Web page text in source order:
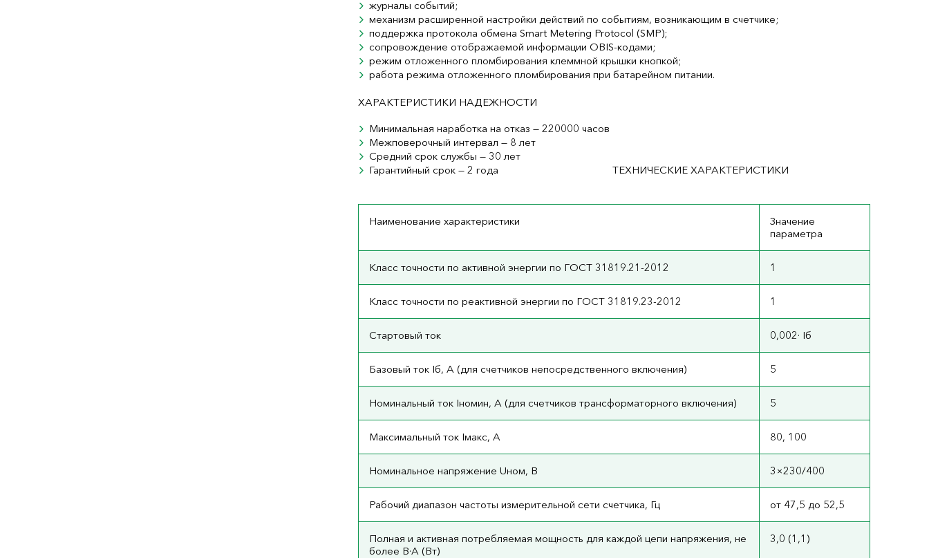
журналы событий;
механизм расширенной настройки действий по событиям, возникающим в счетчике;
поддержка протокола обмена Smart Metering Protocol (SMP);
сопровождение отображаемой информации OBIS-кодами;
режим отложенного пломбирования клеммной крышки кнопкой;
работа режима отложенного пломбирования при батарейном питании.
ХАРАКТЕРИСТИКИ НАДЕЖНОСТИ
Минимальная наработка на отказ — 220000 часов
Межповерочный интервал — 8 лет
Средний срок службы — 30 лет
Гарантийный срок — 2 года
ТЕХНИЧЕСКИЕ ХАРАКТЕРИСТИКИ
Наименование характеристики
Значение
параметра
Класс точности по активной энергии по ГОСТ 31819.21-2012 1
Класс точности по реактивной энергии по ГОСТ 31819.23-2012 1
Стартовый ток 0,002· Iб
Базовый ток Iб, А (для счетчиков непосредственного включения) 5
Номинальный ток Iномин, А (для счетчиков трансформаторного включения) 5
Максимальный ток Iмакс, А 80, 100
Номинальное напряжение Uном, В 3×230/400
Рабочий диапазон частоты измерительной сети счетчика, Гц от 47,5 до 52,5
Полная и активная потребляемая мощность для каждой цепи напряжения, не
более В·А (Вт)
3,0 (1,1)